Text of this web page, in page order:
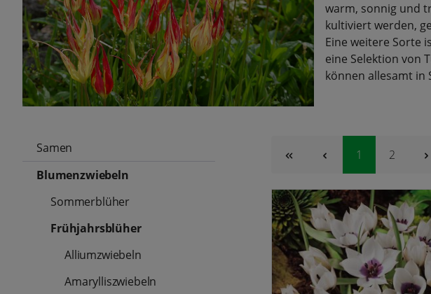
warm, sonnig und
kultiviert werden,
Eine weitere Sorte
eine Selektion von
können allesamt in
Samen
Blumenzwiebeln
Sommerblüher
Frühjahrsblüher
Alliumzwiebeln
Amarylliszwiebeln
Seite
1 Seite
2